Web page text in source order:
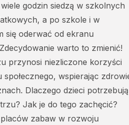
godzin siedzą w szkolnych
a po szkole i w
się oderwać od ekranu
warto to zmienić!
przynosi niezliczone korzyści
społecznego, wspierając
Dlaczego dzieci potrzebują
Jak je do tego zachęcić?
zabaw w rozwoju